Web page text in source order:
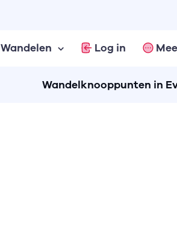
Wandelen Log in
Wandelknooppunten in